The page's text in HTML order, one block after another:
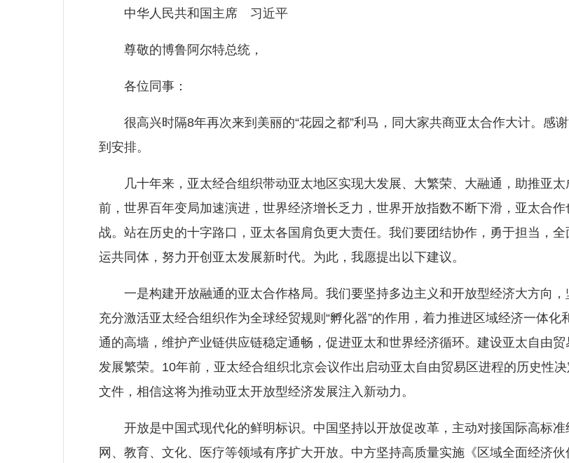
中华人民共和国主席 习近平
尊敬的博鲁阿尔特总统，
各位同事：
很高兴时隔8年再次来到美丽的“花园之都”利马，同大家共商亚太合作大计。感
到安排。
几十年来，亚太经合组织带动亚太地区实现大发展、大繁荣、大融通，助推亚太
前，世界百年变局加速演进，世界经济增长乏力，世界开放指数不断下滑，亚太合
战。站在历史的十字路口，亚太各国肩负更大责任。我们要团结协作，勇于担当，
运共同体，努力开创亚太发展新时代。为此，我愿提出以下建议。
一是构建开放融通的亚太合作格局。我们要坚持多边主义和开放型经济大方向，
充分激活亚太经合组织作为全球经贸规则“孵化器”的作用，着力推进区域经济一体
通的高墙，维护产业链供应链稳定通畅，促进亚太和世界经济循环。建设亚太自由
发展繁荣。10年前，亚太经合组织北京会议作出启动亚太自由贸易区进程的历史性
文件，相信这将为推动亚太开放型经济发展注入新动力。
开放是中国式现代化的鲜明标识。中国坚持以开放促改革，主动对接国际高标准
网、教育、文化、医疗等领域有序扩大开放。中方坚持高质量实施《区域全面经济